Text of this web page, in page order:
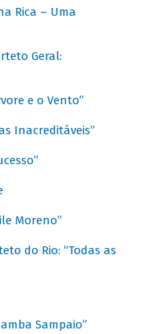
Rica – Uma
Geral:
e o Vento”
Inacreditáveis”
Moreno”
do Rio: “Todas as
Sampaio”